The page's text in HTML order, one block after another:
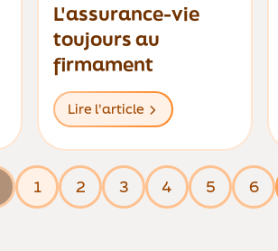
L'assurance-vie
toujours au
firmament
Lire l'article
1 2 3 4 5 6